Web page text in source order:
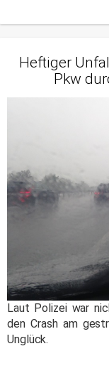
Heftiger
Pkw
Laut Polizei war
den Crash am
Unglück.